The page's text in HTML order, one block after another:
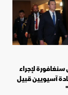
لإجراء
آسيويين قبيل